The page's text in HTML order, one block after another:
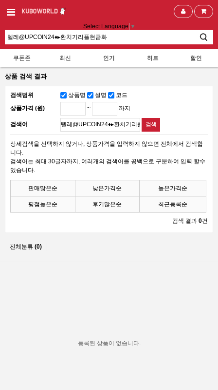
Select Language ▼
쿠폰존 최신 인기 히트 할인
상품 검색 결과
검색범위 상품명 설명
코드
상품가격 (원)
~ 까지
검색어
상세검색을 선택하지 않거나, 상품가격을 입력하지 않으면 전체에서 검색합
니다.
검색어는 최대 30글자까지, 여러개의 검색어를 공백으로 구분하여 입력 할수
있습니다.
판매많은순 낮은가격순 높은가격순
평점높은순 후기많은순 최근등록순
검색 결과 0건
전체분류 (0)
등록된 상품이 없습니다.